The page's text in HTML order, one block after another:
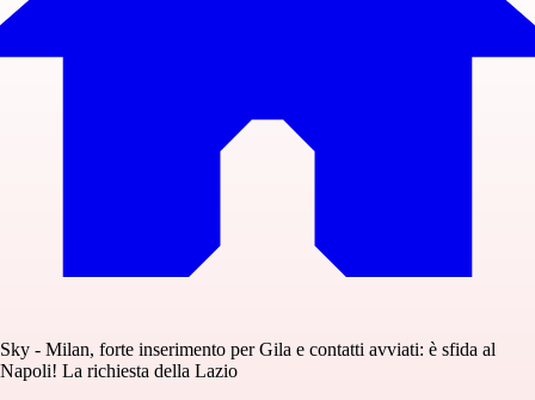
Sky - Milan, forte inserimento per Gila e contatti avviati: è sfida al
Napoli! La richiesta della Lazio